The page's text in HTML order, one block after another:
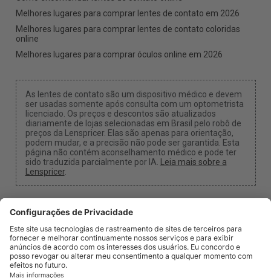
Melhores lugares para comprar lentes de contato em 2026
Melhores lugares para comprar lentes de contato coloridas
online
Melhores lugares para comprar óculos online em 2026
As lentes de contato são um dispositivo médico e devem
ser usadas somente após consulta com um optometrista
licenciado. Os preços e descontos são atualizados
diariamente de lojas selecionadas em Brasil pelo robô de
preços da Lenspricer. Elas são apenas para orientação,
podem mudar, e a precisão não pode ser garantida. Esta
página não contém aconselhamento médico e pode ter
sido traduzida parcialmente por IA. Leia mais sobre a
Lenspricer.
Configurações de Cookies
Podemos receber uma comissão se você usar um dos